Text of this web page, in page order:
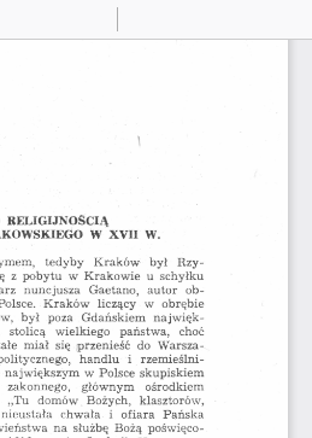
Zoom
\
RELIGIJNOŚCIĄ
W  XVII  W.
tedyby  Kraków  był  Rzy­
z  pobytu  w  Krakowie  u  schyłku
nuncjusza  Gaetano,  autor  ob­
Kraków  liczący  w  obrębie
był  poza  Gdańskiem  najw ięk­
stolicą  wielkiego  państwa,  choć
miał  się  przenieść  do  W arsza­
handlu  i  rzemieślni­
największym  w  Polsce  skupiskiem
zakonnego,   głównym  ośrodkiem
„Tu  domów  Bożych,  klasztorów,
chwała  i  ofiara  Pańska
na  służbę  Bożą  poświęco­